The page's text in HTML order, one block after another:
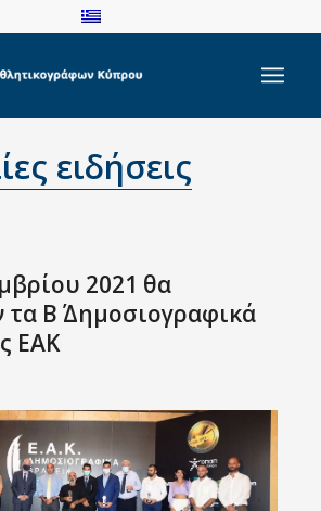
ειδήσεις
2021 θα
τα Β΄ Δημοσιογραφικά
ΕΑΚ